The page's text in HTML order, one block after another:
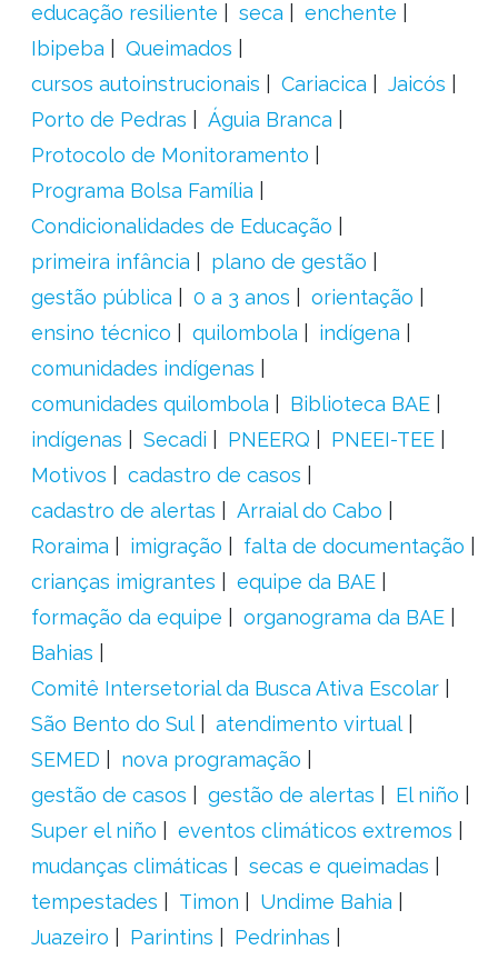
educação resiliente
seca
enchente
Ibipeba
Queimados
cursos autoinstrucionais
Cariacica
Jaicós
Porto de Pedras
Águia Branca
Protocolo de Monitoramento
Programa Bolsa Família
Condicionalidades de Educação
primeira infância
plano de gestão
gestão pública
0 a 3 anos
orientação
ensino técnico
quilombola
indígena
comunidades indígenas
comunidades quilombola
Biblioteca BAE
indígenas
Secadi PNEERQ
PNEEI-TEE
Motivos
cadastro de casos
cadastro de alertas
Arraial do Cabo
Roraima
imigração
falta de documentação
crianças imigrantes
equipe da BAE
formação da equipe
organograma da BAE
Bahias
Comitê Intersetorial da Busca Ativa Escolar
São Bento do Sul
atendimento virtual
SEMED
nova programação
gestão de casos
gestão de alertas
El niño
Super el niño
eventos climáticos extremos
mudanças climáticas
secas e queimadas
tempestades
Timon
Undime Bahia
Juazeiro
Parintins
Pedrinhas